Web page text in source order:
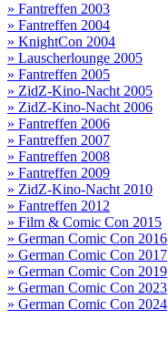
» Fantreffen 2003
» Fantreffen 2004
» KnightCon 2004
» Lauscherlounge 2005
» Fantreffen 2005
» ZidZ-Kino-Nacht 2005
» ZidZ-Kino-Nacht 2006
» Fantreffen 2006
» Fantreffen 2007
» Fantreffen 2008
» Fantreffen 2009
» ZidZ-Kino-Nacht 2010
» Fantreffen 2012
» Film & Comic Con 2015
» German Comic Con 2016
» German Comic Con 2017
» German Comic Con 2019
» German Comic Con 2023
» German Comic Con 2024